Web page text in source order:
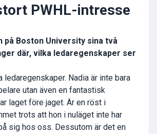
PWHL-intresse
på Boston University sina två
där, vilka ledaregenskaper ser
ledaregenskaper. Nadia är inte bara
utan även en fantastisk
laget före jaget. Är en röst i
trots att hon i nuläget inte har
sig hos oss. Dessutom är det en